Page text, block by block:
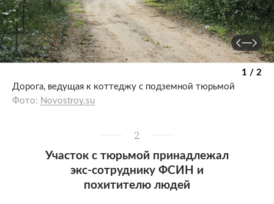
1 / 2
Дорога, ведущая к коттеджу с подземной тюрьмой
Фото: Novostroy.su
2
Участок с тюрьмой принадлежал
экс-сотруднику ФСИН и
похитителю людей